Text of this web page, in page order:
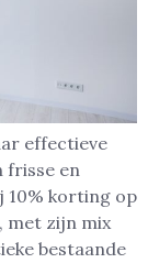
effectieve
frisse en
10% korting op
met zijn mix
bestaande